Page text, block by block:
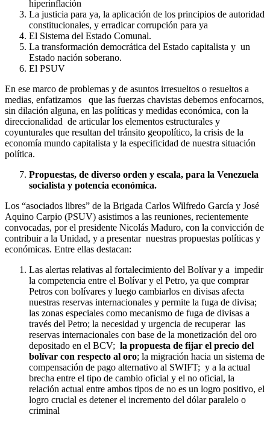
hiperinflación
La justicia para ya, la aplicación de los principios de autoridad
constitucionales, y erradicar corrupción para ya
El Sistema del Estado Comunal.
La transformación democrática del Estado capitalista y un
Estado nación soberano.
El PSUV
En ese marco de problemas y de asuntos irresueltos o resueltos a
medias, enfatizamos que las fuerzas chavistas debemos enfocarnos,
sin dilación alguna, en las políticas y medidas económica, con la
direccionalidad de articular los elementos estructurales y
coyunturales que resultan del tránsito geopolítico, la crisis de la
economía mundo capitalista y la especificidad de nuestra situación
política.
Propuestas, de diverso orden y escala, para la Venezuela
socialista y potencia económica.
Los “asociados libres” de la Brigada Carlos Wilfredo García y José
Aquino Carpio (PSUV) asistimos a las reuniones, recientemente
convocadas, por el presidente Nicolás Maduro, con la convicción de
contribuir a la Unidad, y a presentar nuestras propuestas políticas y
económicas. Entre ellas destacan:
Las alertas relativas al fortalecimiento del Bolívar y a impedir
la competencia entre el Bolívar y el Petro, ya que comprar
Petros con bolívares y luego cambiarlos en divisas afecta
nuestras reservas internacionales y permite la fuga de divisa;
las zonas especiales como mecanismo de fuga de divisas a
través del Petro; la necesidad y urgencia de recuperar las
reservas internacionales con base de la monetización del oro
depositado en el BCV; la propuesta de fijar el precio del
bolívar con respecto al oro; la migración hacia un sistema de
compensación de pago alternativo al SWIFT; y a la actual
brecha entre el tipo de cambio oficial y el no oficial, la
relación actual entre ambos tipos de no es un logro positivo, el
logro crucial es detener el incremento del dólar paralelo o
criminal